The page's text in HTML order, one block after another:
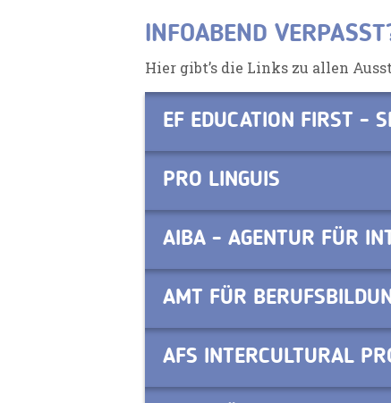
INFOABEND
Hier gibt’s die Links zu allen
EF EDUCATION FIRST -
PRO LINGUIS
AIBA - AGENTUR FÜR
AMT FÜR
AFS INTERCULTURAL